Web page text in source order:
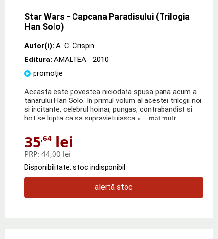
Star Wars - Capcana Paradisului (Trilogia
Han Solo)
Autor(i): A. C. Crispin
Editura: AMALTEA - 2010
promoție
Aceasta este povestea niciodata spusa pana acum a
tanarului Han Solo. In primul volum al acestei trilogii noi
si incitante, celebrul hoinar, pungas, contrabandist si
hot se lupta ca sa supravietuiasca » ...mai mult
35,64 lei
PRP: 44,00 lei
Disponibilitate: stoc indisponibil
alertă stoc